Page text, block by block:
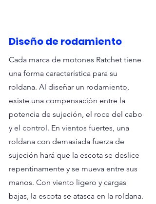
Diseño de rodamiento
Cada marca de motones Ratchet tiene
una forma característica para su
roldana. Al diseñar un rodamiento,
existe una compensación entre la
potencia de sujeción, el roce del cabo
y el control. En vientos fuertes, una
roldana con demasiada fuerza de
sujeción hará que la escota se deslice
repentinamente y se mueva entre sus
manos. Con viento ligero y cargas
bajas, la escota se atasca en la roldana.